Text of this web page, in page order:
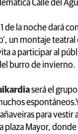
Calle del
de la noche dará
un montaje
a participar al
burro de invierno.
será el
para vestir
plaza Mayor,